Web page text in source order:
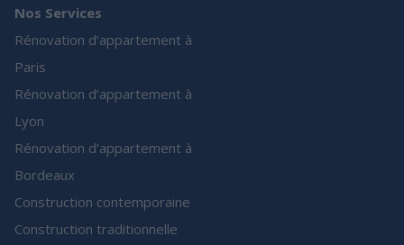
Nos Services
Rénovation d’appartement à
Paris
Rénovation d’appartement à
Lyon
Rénovation d’appartement à
Bordeaux
Construction contemporaine
Construction traditionnelle